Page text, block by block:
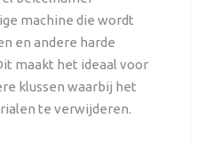
machine die wordt
en andere harde
maakt het ideaal voor
klussen waarbij het
te verwijderen.